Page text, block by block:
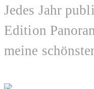
Jedes Jahr
Edition
meine